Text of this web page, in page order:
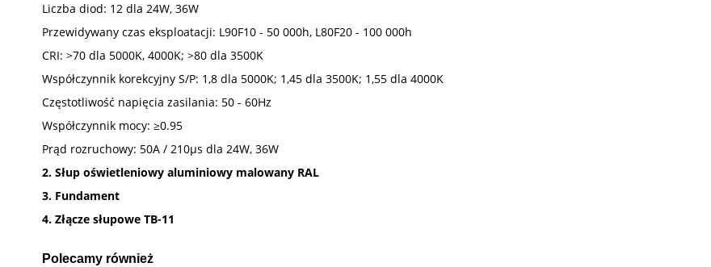
Liczba diod: 12 dla 24W, 36W
Przewidywany czas eksploatacji: L90F10 - 50 000h, L80F20 - 100 000h
CRI: >70 dla 5000K, 4000K; >80 dla 3500K
Współczynnik korekcyjny S/P: 1,8 dla 5000K; 1,45 dla 3500K; 1,55 dla 4000K
Częstotliwość napięcia zasilania: 50 - 60Hz
Współczynnik mocy: ≥0.95
Prąd rozruchowy: 50A / 210µs dla 24W, 36W
2. Słup oświetleniowy aluminiowy malowany RAL
3. Fundament
4. Złącze słupowe TB-11
Polecamy również